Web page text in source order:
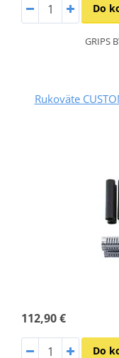
Do
GRIPS
Rukoväte
112,90 €
Do